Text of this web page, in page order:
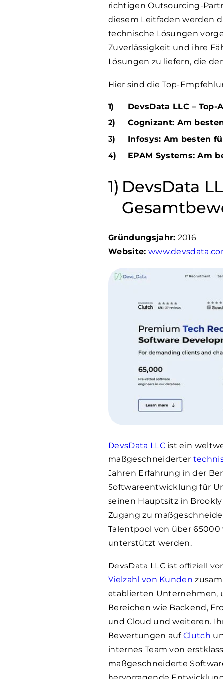
richtigen Outsourcing-
diesem Leitfaden werden
technische Lösungen
Zuverlässigkeit und ihre
Lösungen zu liefern, die
Hier sind die Top-
DevsData LLC –
Cognizant: Am
Infosys: Am besten
EPAM Systems: Am
DevsData
Gründungsjahr: 2016
Website:
DevsData LLCist ein
maßgeschneiderter
Jahren Erfahrung in der
Softwareentwicklung für
seinen Hauptsitz in
Zugang zu
Talentpool von über65000
unterstützt werden.
DevsData LLC ist offiziell
Vielzahl von Kunden
etablierten Unternehmen,
Bereichen wie Backend,
und Cloud und weiteren.
Bewertungen aufClutch
internes Team von
maßgeschneiderte